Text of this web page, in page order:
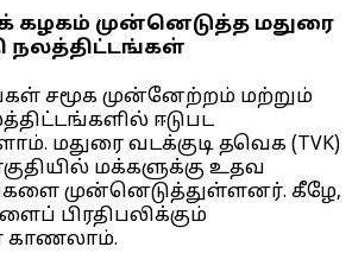
கழகம் முன்னெடுத்த மதுரை
நலத்திட்டங்கள்
சமூக முன்னேற்றம் மற்றும்
ஈடுபட
மதுரை வடக்குடி தவெக (TVK)
மக்களுக்கு உதவ
முன்னெடுத்துள்ளனர். கீழே,
பிரதிபலிக்கும்
காணலாம்.